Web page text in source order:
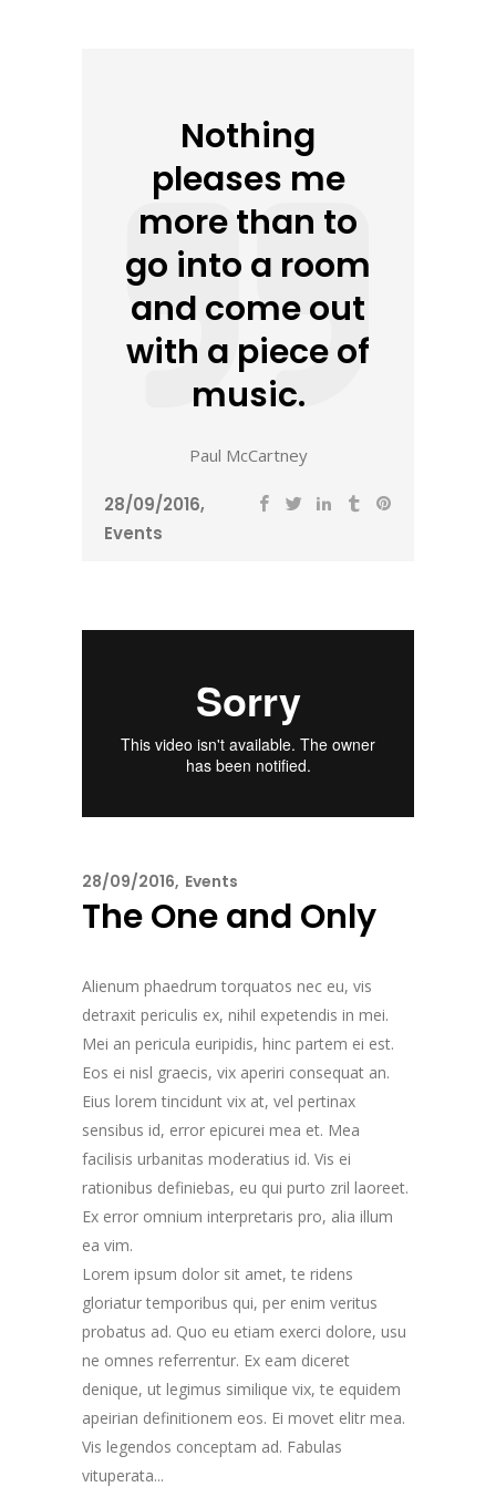
Nothing
pleases me
more than to
go into a room
and come out
with a piece of
music.
Paul McCartney
28/09/2016
Events
28/09/2016 Events
The One and Only
Alienum phaedrum torquatos nec eu, vis
detraxit periculis ex, nihil expetendis in mei.
Mei an pericula euripidis, hinc partem ei est.
Eos ei nisl graecis, vix aperiri consequat an.
Eius lorem tincidunt vix at, vel pertinax
sensibus id, error epicurei mea et. Mea
facilisis urbanitas moderatius id. Vis ei
rationibus definiebas, eu qui purto zril laoreet.
Ex error omnium interpretaris pro, alia illum
ea vim.
Lorem ipsum dolor sit amet, te ridens
gloriatur temporibus qui, per enim veritus
probatus ad. Quo eu etiam exerci dolore, usu
ne omnes referrentur. Ex eam diceret
denique, ut legimus similique vix, te equidem
apeirian definitionem eos. Ei movet elitr mea.
Vis legendos conceptam ad. Fabulas
vituperata...